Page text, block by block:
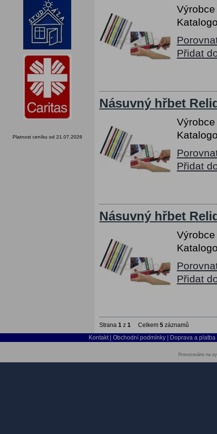
Platnost ceníku od 21.07.2026
Přidat
Násuvný hřbet
Přidat
Násuvný hřbet
Přidat
Strana 1 z 1 Celkem 5 záznamů
Kontakt
Obchodní podmínky Doprava a platba
Provozováno na